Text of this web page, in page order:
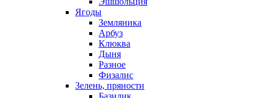
Ягоды
Земляника
Арбуз
Клюква
Дыня
Разное
Физалис
Зелень, пряности